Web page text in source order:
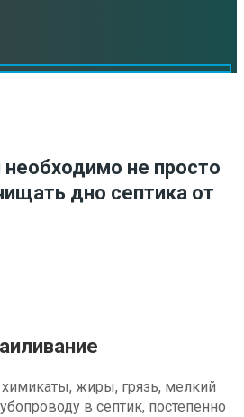
не просто
дно септика от
жиры, грязь, мелкий
в септик, постепенно